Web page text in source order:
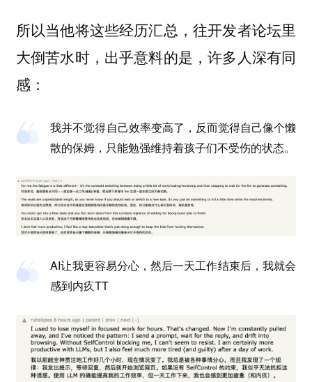
所以当他将这些经历汇总，往开发者论坛里
大倒苦水时，出乎意料的是，许多人深有同
感：
我并不觉得自己效率变高了，反而觉得自己像个懒
散的保姆，只能勉强维持着孩子们不受伤的状态。
AI让我更容易分心，然后一天工作结束后，我就会
感到内疚TT